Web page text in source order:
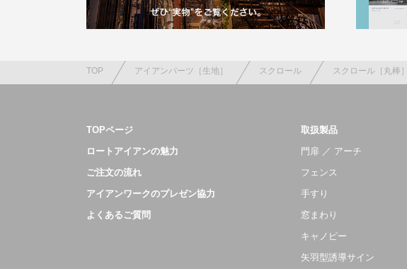
TOP アイアンパーツ［生地］ スクロール スクロール［丸棒］
TOPページ
ロートアイアンの魅力
ご注文の流れ
アイアンワークのプレゼン協力
よくあるご質問
取扱製品
門扉 ／ アーチ
フェンス
手すり
窓まわり
キャノピー
矢羽型誘導サイン